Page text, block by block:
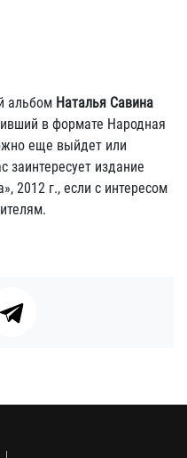
альбом Наталья Савина
в формате Народная
еще выйдет или
заинтересует издание
2012 г., если с интересом